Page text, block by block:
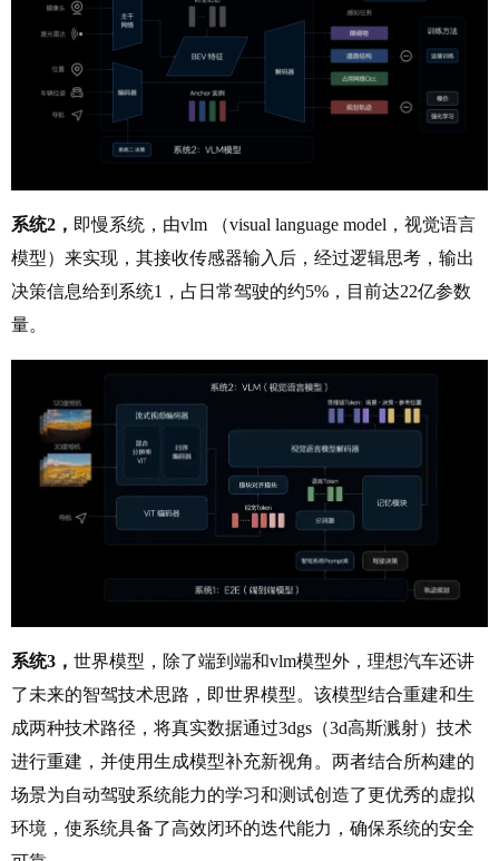
系统2， 即慢系统，由vlm （visual language model，视觉语言
模型）来实现，其接收传感器输入后，经过逻辑思考，输出
决策信息给到系统1，占日常驾驶的约5%，目前达22亿参数
量。
系统3， 世界模型，除了端到端和vlm模型外，理想汽车还讲
了未来的智驾技术思路，即世界模型。该模型结合重建和生
成两种技术路径，将真实数据通过3dgs（3d高斯溅射）技术
进行重建，并使用生成模型补充新视角。两者结合所构建的
场景为自动驾驶系统能力的学习和测试创造了更优秀的虚拟
环境，使系统具备了高效闭环的迭代能力，确保系统的安全